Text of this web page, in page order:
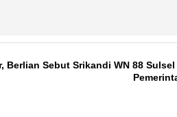
Berlian Sebut Srikandi WN 88